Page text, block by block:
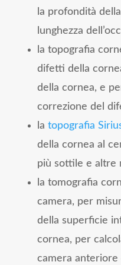
la profondità
lunghezza
la topografia
difetti della
della cornea, e
correzione del
la topografia
della cornea al
più sottile e altre
la tomografia
camera, per
della superficie
cornea, per
camera anteriore